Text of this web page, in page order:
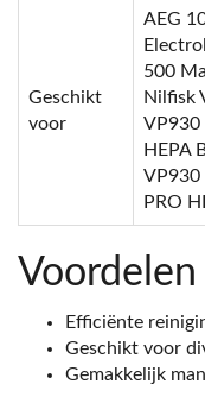
Geschikt
voor
AEG
500
Nilfisk
VP930
HEPA
VP930
PRO
Voordelen
Efficiënte
Geschikt voor
Gemakkelijk